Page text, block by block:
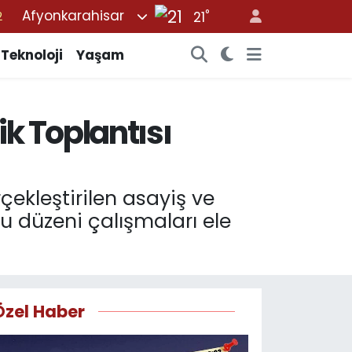
Afyonkarahisar 21°
Teknoloji Yaşam
Toplantısı
asayiş ve
çalışmaları ele
Haber